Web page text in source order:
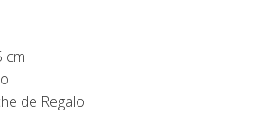
cm
de Regalo